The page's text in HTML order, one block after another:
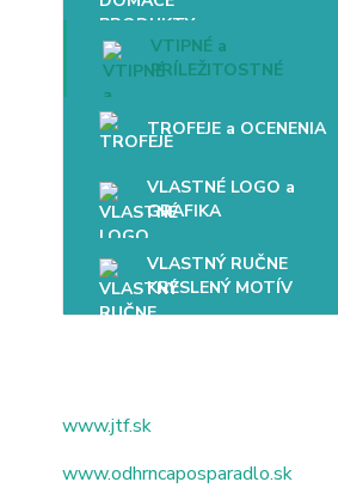
VTIPNÉ a
PRÍLEŽITOSTNÉ
TROFEJE a OCENENIA
VLASTNÉ LOGO a
GRAFIKA
VLASTNÝ RUČNE
KRESLENÝ MOTÍV
www.jtf.sk
www.odhrncaposparadlo.sk